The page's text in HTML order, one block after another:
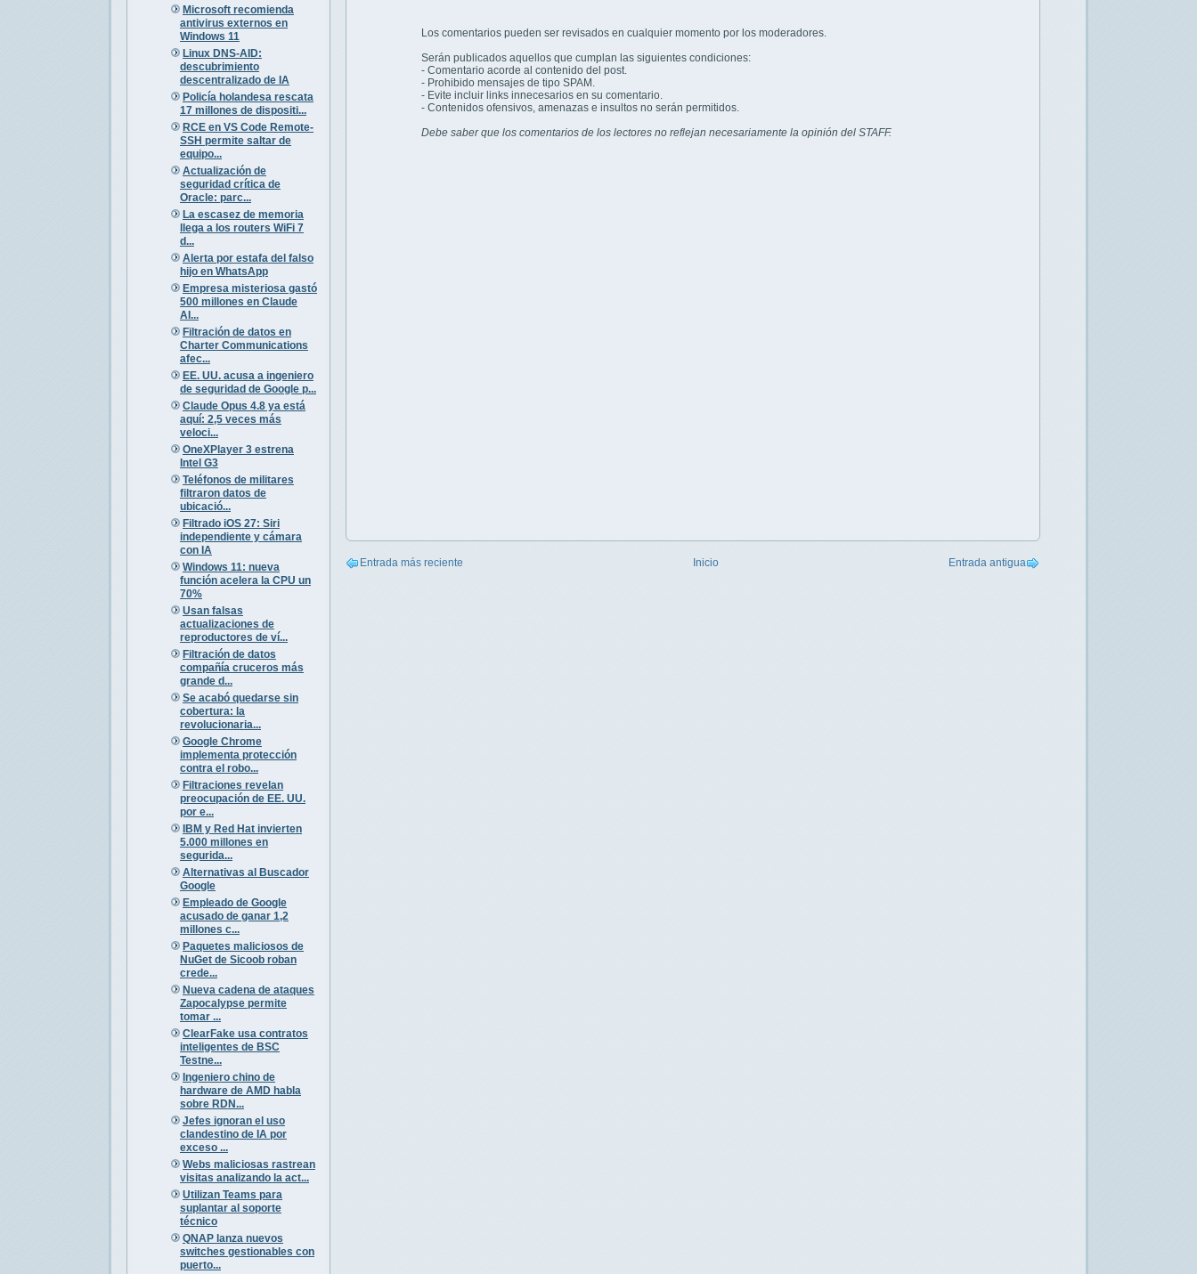
Microsoft recomienda
antivirus externos en
Windows 11
Linux DNS-AID:
descubrimiento
descentralizado de IA
Policía holandesa rescata
17 millones de dispositi...
RCE en VS Code Remote-
SSH permite saltar de
equipo...
Actualización de
seguridad crítica de
Oracle: parc...
La escasez de memoria
llega a los routers WiFi 7
d...
Alerta por estafa del falso
hijo en WhatsApp
Empresa misteriosa gastó
500 millones en Claude
AI...
Filtración de datos en
Charter Communications
afec...
EE. UU. acusa a ingeniero
de seguridad de Google p...
Claude Opus 4.8 ya está
aquí: 2,5 veces más
veloci...
OneXPlayer 3 estrena
Intel G3
Teléfonos de militares
filtraron datos de
ubicació...
Filtrado iOS 27: Siri
independiente y cámara
con IA
Windows 11: nueva
función acelera la CPU un
70%
Usan falsas
actualizaciones de
reproductores de ví...
Filtración de datos
compañía cruceros más
grande d...
Se acabó quedarse sin
cobertura: la
revolucionaria...
Google Chrome
implementa protección
contra el robo...
Filtraciones revelan
preocupación de EE. UU.
por e...
IBM y Red Hat invierten
5.000 millones en
segurida...
Alternativas al Buscador
Google
Empleado de Google
acusado de ganar 1,2
millones c...
Paquetes maliciosos de
NuGet de Sicoob roban
crede...
Nueva cadena de ataques
Zapocalypse permite
tomar ...
ClearFake usa contratos
inteligentes de BSC
Testne...
Ingeniero chino de
hardware de AMD habla
sobre RDN...
Jefes ignoran el uso
clandestino de IA por
exceso ...
Webs maliciosas rastrean
visitas analizando la act...
Utilizan Teams para
suplantar al soporte
técnico
QNAP lanza nuevos
switches gestionables con
puerto...
Los comentarios pueden ser revisados en cualquier momento por los moderadores.
Serán publicados aquellos que cumplan las siguientes condiciones:
- Comentario acorde al contenido del post.
- Prohibido mensajes de tipo SPAM.
- Evite incluir links innecesarios en su comentario.
- Contenidos ofensivos, amenazas e insultos no serán permitidos.
Debe saber que los comentarios de los lectores no reflejan necesariamente la opinión del STAFF.
Entrada más reciente Entrada antigua
Inicio